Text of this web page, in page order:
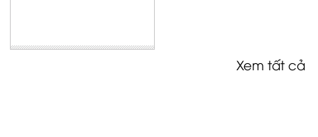
Xem tất cả